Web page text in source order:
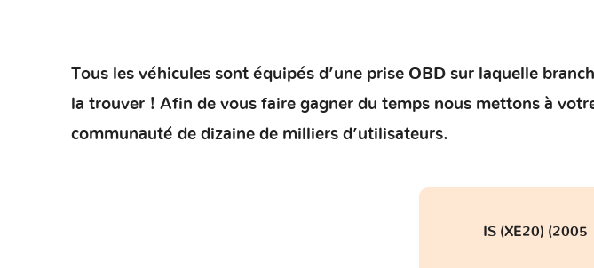
Tous les véhicules sont équipés d’une prise OBD sur laquelle
la trouver ! Afin de vous faire gagner du temps nous mettons à
communauté de dizaine de milliers d’utilisateurs.
IS (XE20) (2005